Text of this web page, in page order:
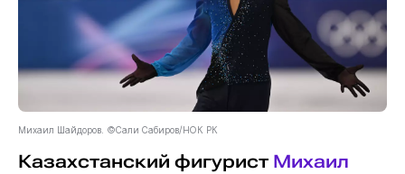
Михаил Шайдоров. ©Сали Сабиров/НОК РК
Казахстанский фигурист Михаил